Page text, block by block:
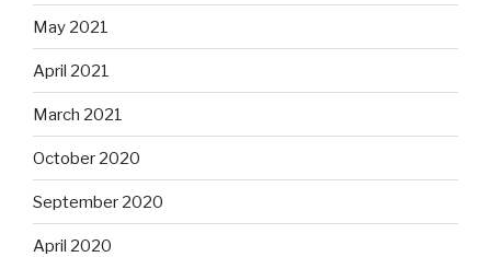
May 2021
April 2021
March 2021
October 2020
September 2020
April 2020